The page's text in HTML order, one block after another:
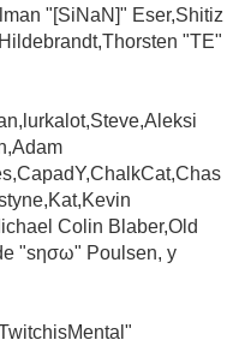
"[SiNaN]" Eser,Shitiz
"TE"
Colin Blaber,Old
"sησω" Poulsen, y